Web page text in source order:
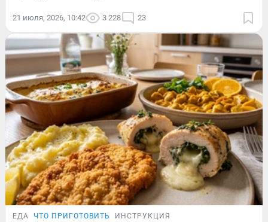
21 июля, 2026, 10:42 3 228 23
ЕДА ЧТО ПРИГОТОВИТЬ ИНСТРУКЦИЯ